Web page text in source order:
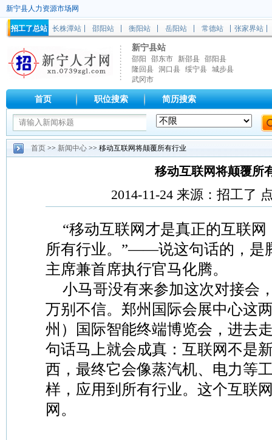
新宁县人力资源市场网
招工了总站 长株潭站 邵阳站 衡阳站 岳阳站 常德站 张家界站
新宁县站
邵阳 邵东市 新邵县 邵阳县
隆回县 洞口县 绥宁县 城步县
武冈市
首页 职位搜索 简历搜索
首页 >> 新闻中心 >> 移动互联网将颠覆所有行业
移动互联网将颠覆所
2014-11-24 来源：招工了
“移动互联网才是真正的互联
所有行业。”——说这句话的，是
主席兼首席执行官马化腾。
小马哥没有来参加这次对接会
万别不信。郑州国际会展中心这
州）国际智能终端博览会，进去
句话马上就会成真：互联网不是
西，最终它会像蒸汽机、电力等
样，应用到所有行业。这个互联
网。